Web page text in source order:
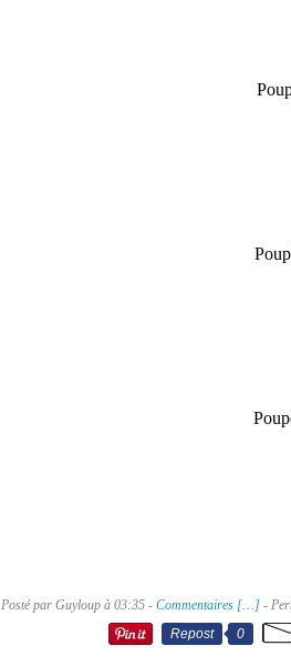
Posté par Guyloup à 03:35 - Commentaires […] -
Repost
0